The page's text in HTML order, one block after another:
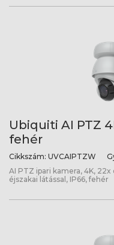
Ubiquiti AI PTZ
fehér
Cikkszám: UVCAIPTZW
AI PTZ ipari kamera, 4K, 22x
éjszakai látással, IP66, fehér